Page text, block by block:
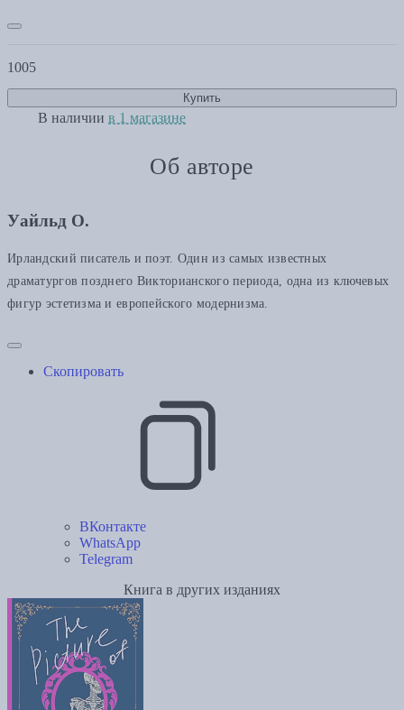
1005
Купить
В наличии в 1 магазине
Об авторе
Уайльд О.
Ирландский писатель и поэт. Один из самых известных
драматургов позднего Викторианского периода, одна из ключевых
фигур эстетизма и европейского модернизма.
Скопировать
ВКонтакте
WhatsApp
Telegram
Книга в других изданиях